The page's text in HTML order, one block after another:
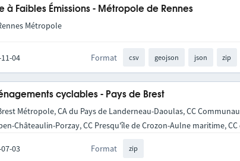
à Faibles Émissions - Métropole de Rennes
Métropole
04 Format csv geojson json zip
cyclables - Pays de Brest
Métropole, CA du Pays de Landerneau-Daoulas, CC
Châteaulin-Porzay, CC Presqu'île de Crozon-Aulne maritime, CC
03 Format zip